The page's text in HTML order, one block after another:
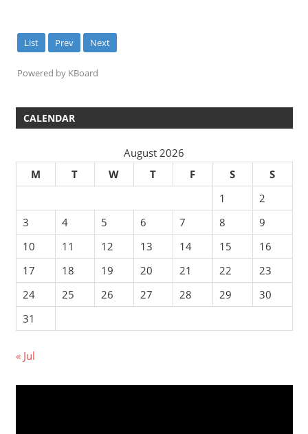
List Prev Next
Powered by KBoard
CALENDAR
August 2026
M
T W T F S
S
1
2
3
4 5 6 7 8
9
10
11 12 13 14 15
16
17
18 19 20 21 22
23
24
25 26 27 28 29
30
31
« Jul